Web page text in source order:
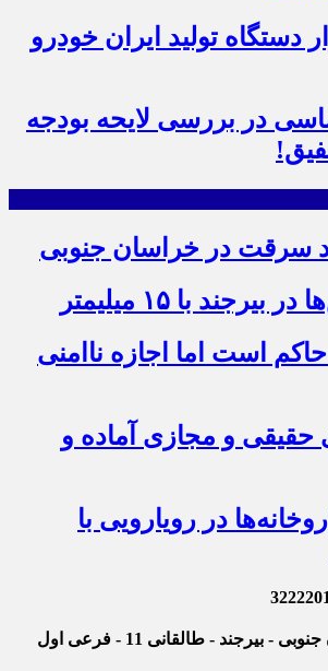
16 هزار دستگاه تولید ایران خودرو
در بررسی لایحه بودجه
با ۱۵ میلیمتر
است اما اجازه ناامنی
و مجازی آماده و
در رویارویی با
خراسان جنوبی - بیرجند - طالقانی 11 - فرعی اول